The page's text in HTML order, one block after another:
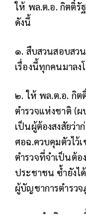
ให้ พล.ต.อ. กิตติ์รั
ดังนี้
๑. สืบสวนสอบสว
เรื่องนี้ทุกคนมาล
๒. ให้ พล.ต.อ. กิต
ตำรวจแห่งชาติ (
เป็นผู้ต้องสงสัยว่า
ศอฉ.ควบคุมตัวไว้
ตำรวจที่จำเป็นต้อ
ประชาชน ซ้ำยังไ
ผู้บัญชาการตำรวจ